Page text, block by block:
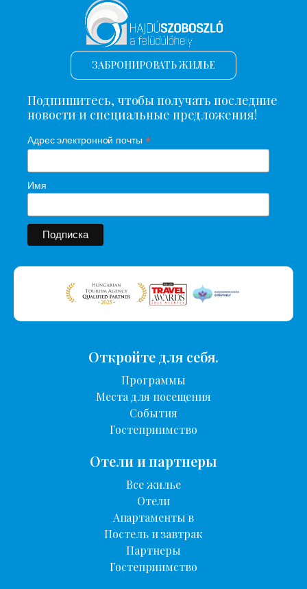
ЗАБРОНИРОВАТЬ ЖИЛЬЕ
Подпишитесь, чтобы получать последние
новости и специальные предложения!
Адрес электронной почты *
Имя
Откройте для себя.
Программы
Места для посещения
События
Гостеприимство
Отели и партнеры
Все жилье
Отели
Апартаменты в
Постель и завтрак
Партнеры
Гостеприимство